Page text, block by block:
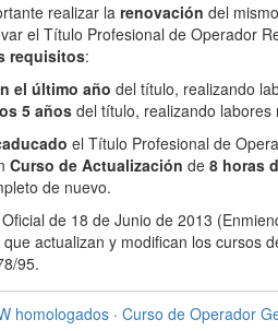
realizar la renovación del
el Título Profesional de Operador
requisitos:
el último año del título, realizando
5 añosdel título, realizando
el Título Profesional de
Curso de Actualización de 8 horas
de nuevo.
de 18 de Junio de 2013
actualizan y modifican los
95.
homologados · Curso de Operador